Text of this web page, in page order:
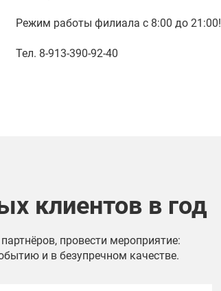
Режим работы филиала с 8:00 до 21:00!
Тел. 8-913-390-92-40
клиентов в год
провести мероприятие:
и в безупречном качестве.